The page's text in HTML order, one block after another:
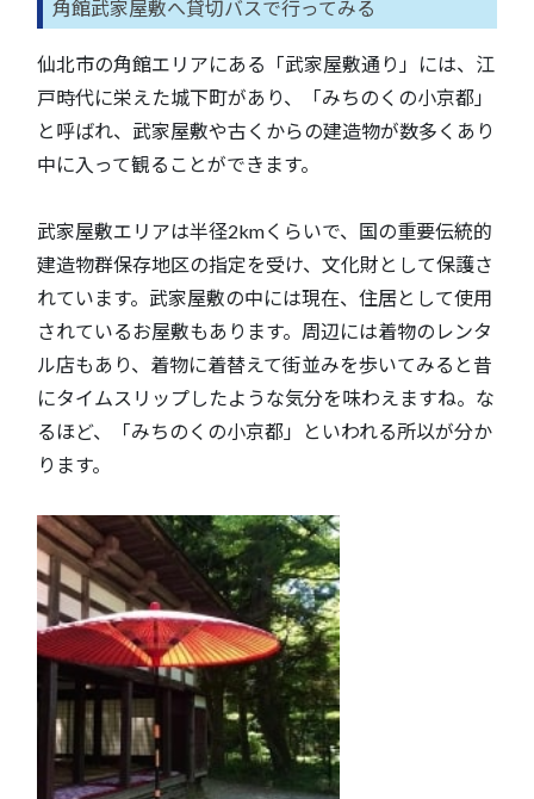
角館武家屋敷へ貸切バスで行ってみる
仙北市の角館エリアにある「武家屋敷通り」には、江
戸時代に栄えた城下町があり、「みちのくの小京都」
と呼ばれ、武家屋敷や古くからの建造物が数多くあり
中に入って観ることができます。
武家屋敷エリアは半径2kmくらいで、国の重要伝統的
建造物群保存地区の指定を受け、文化財として保護さ
れています。武家屋敷の中には現在、住居として使用
されているお屋敷もあります。周辺には着物のレンタ
ル店もあり、着物に着替えて街並みを歩いてみると昔
にタイムスリップしたような気分を味わえますね。な
るほど、「みちのくの小京都」といわれる所以が分か
ります。